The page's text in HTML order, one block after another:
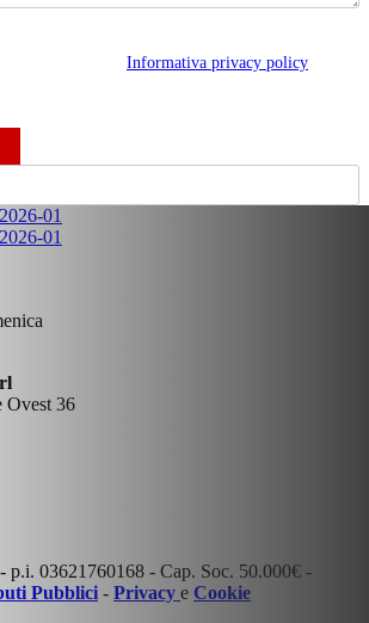
Informativa privacy policy
Ovest 36
p.i. 03621760168 - Cap. Soc. 50.000€ -
Pubblici - Privacy e Cookie